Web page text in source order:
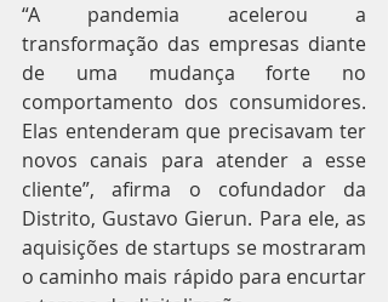
“A pandemia acelerou a
transformação das empresas diante
de uma mudança forte no
comportamento dos consumidores.
Elas entenderam que precisavam ter
novos canais para atender a esse
cliente”, afirma o cofundador da
Distrito, Gustavo Gierun. Para ele, as
aquisições de startups se mostraram
o caminho mais rápido para encurtar